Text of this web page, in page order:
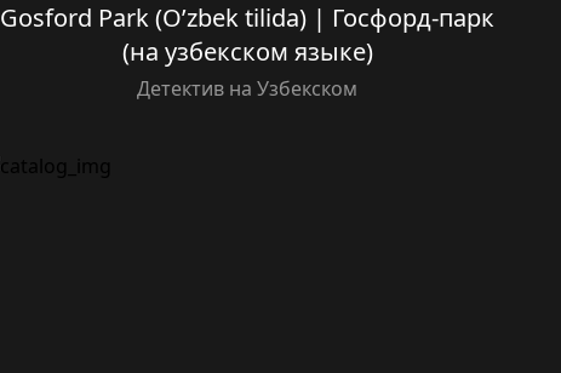
Gosford Park (O’zbek tilida) | Госфорд-парк
(на узбекском языке)
Детектив на Узбекском